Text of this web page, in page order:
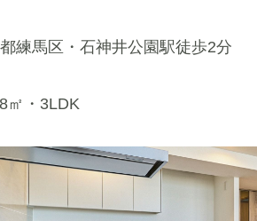
練馬区・石神井公園駅徒歩2分
㎡・3LDK